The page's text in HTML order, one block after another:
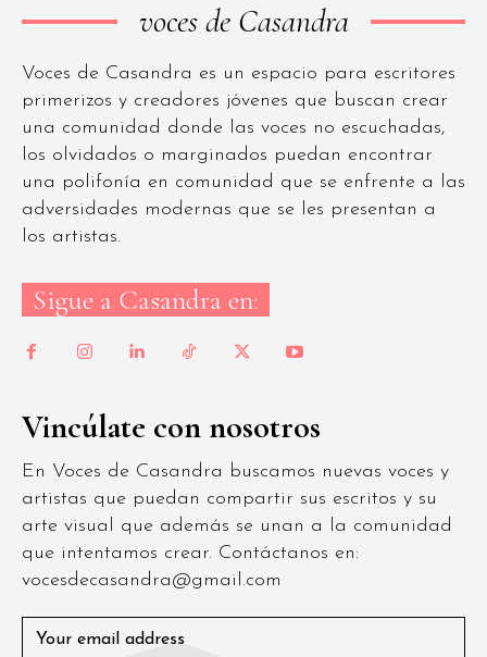
voces de Casandra
Voces de Casandra es un espacio para escritores
primerizos y creadores jóvenes que buscan crear
una comunidad donde las voces no escuchadas,
los olvidados o marginados puedan encontrar
una polifonía en comunidad que se enfrente a las
adversidades modernas que se les presentan a
los artistas.
Sigue a Casandra en:
Vincúlate con nosotros
En Voces de Casandra buscamos nuevas voces y
artistas que puedan compartir sus escritos y su
arte visual que además se unan a la comunidad
que intentamos crear. Contáctanos en:
vocesdecasandra@gmail.com